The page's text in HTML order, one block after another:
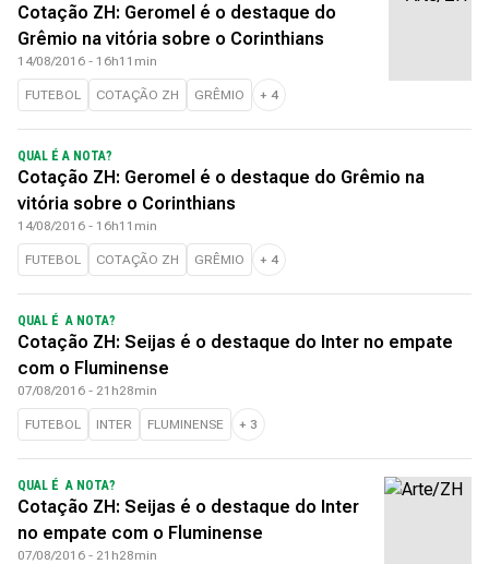
Cotação ZH: Geromel é o destaque do
Grêmio na vitória sobre o Corinthians
14/08/2016 - 16h11min
FUTEBOL COTAÇÃO ZH GRÊMIO + 4
QUAL É A NOTA?
Cotação ZH: Geromel é o destaque do Grêmio na
vitória sobre o Corinthians
14/08/2016 - 16h11min
FUTEBOL COTAÇÃO ZH GRÊMIO + 4
QUAL É A NOTA?
Cotação ZH: Seijas é o destaque do Inter no empate
com o Fluminense
07/08/2016 - 21h28min
FUTEBOL INTER FLUMINENSE + 3
QUAL É A NOTA?
Cotação ZH: Seijas é o destaque do Inter
no empate com o Fluminense
07/08/2016 - 21h28min